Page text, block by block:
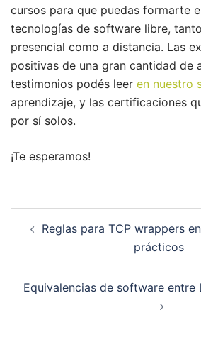
cursos para que puedas formarte
tecnologías de software libre,
presencial como a distancia. Las
positivas de una gran cantidad de
testimonios podés leer en nuestro
aprendizaje, y las certificaciones
por sí solos.
¡Te esperamos!
Reglas para TCP wrappers
prácticos
Equivalencias de software entre